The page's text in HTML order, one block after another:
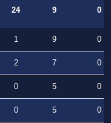
24 9 0
1 9
0
2 7
0
0 5
0
0 5
0